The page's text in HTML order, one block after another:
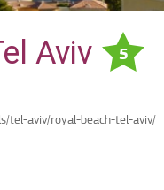
Aviv 5
tel-aviv/royal-beach-tel-aviv/